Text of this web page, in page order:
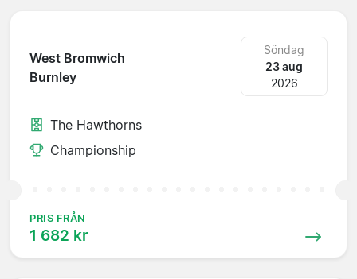
West Bromwich
Burnley
Söndag
23 aug
2026
The Hawthorns
Championship
PRIS FRÅN
1 682 kr